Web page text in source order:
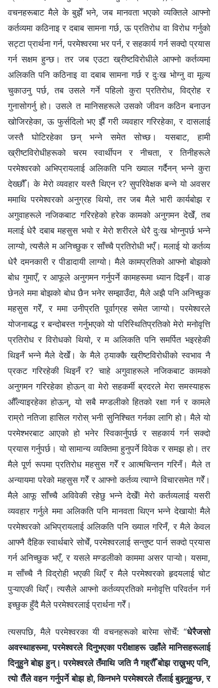
वचनहरूबाट मैले के बुझेँ भने, जब मानवता भएको व्यक्तिले आफ्नो
कर्तव्यमा कठिनाइ र दबाब सामना गर्छ, ऊ प्रतिरोध वा विरोध गर्नुको
सट्टा प्रार्थना गर्न, परमेश्‍वरमा भर पर्न, र सहकार्य गर्न सक्दो प्रयास
गर्न सक्षम हुन्छ। तर जब एउटा ख्रीष्टविरोधीले आफ्नो कर्तव्यमा
अलिकति पनि कठिनाइ वा दबाब सामना गर्छ र दुःख भोग्नु वा मूल्य
चुकाउनु पर्छ, तब उसले गर्ने पहिलो कुरा प्रतिरोध, विद्रोह र
गुनासोगर्नु हो। उसले त मानिसहरूले उसको जीवन कठिन बनाउन
खोजिरहेका, ऊ फुर्सदिलो भए झैँ गरी व्यवहार गरिरहेका, र दासलाई
जस्तै घोटिरहेका छन् भन्ने समेत सोच्छ। यसबाट, हामी
ख्रीष्टविरोधीहरूको चरम स्वार्थीपन र नीचता, र तिनीहरूले
परमेश्‍वरको अभिप्रायलाई अलिकति पनि ख्याल गर्दैनन् भन्ने कुरा
देख्छौँ। के मेरो व्यवहार यस्तै थिएन र? सुपरिवेक्षक बन्ने यो अवसर
ममाथि परमेश्‍वरको अनुग्रह थियो, तर जब मैले भारी कार्यबोझ र
अगुवाहरूले नजिकबाट गरिरहेको हरेक कामको अनुगमन देखेँ, तब
मलाई धेरै दबाब महसुस भयो र मेरो शरीरले धेरै दुःख भोग्नुपर्छ भन्ने
लाग्यो, त्यसैले म अनिच्छुक र साँच्चै प्रतिरोधी भएँ। मलाई यो कर्तव्य
धेरै दमनकारी र पीडादायी लाग्यो। मैले कामप्रतिको आफ्नो बोझको
बोध गुमाएँ, र आफूले अनुगमन गर्नुपर्ने कामहरूमा ध्यान दिइनँ। वाङ
छेनले ममा बोझको बोध छैन भनेर सम्झाउँदा, मैले अझै पनि अनिच्छुक
महसुस गरेँ, र ममा उनीप्रति पूर्वाग्रह समेत जाग्यो। परमेश्‍वरले
योजनाबद्ध र बन्दोबस्त गर्नुभएको यो परिस्थितिप्रतिको मेरो मनोवृत्ति
प्रतिरोध र विरोधको थियो, र म अलिकति पनि समर्पित भइरहेकी
थिइनँ भन्ने मैले देखेँ। के मैले ठ्याक्कै ख्रीष्टविरोधीको स्वभाव नै
प्रकट गरिरहेकी थिइनँ र? चाहे अगुवाहरूले नजिकबाट कामको
अनुगमन गरिरहेका होऊन् वा मेरो सहकर्मी ब्रदरले मेरा समस्याहरू
औँल्याइरहेका होऊन्, यो सबै मण्डलीको हितको रक्षा गर्न र कामले
राम्रो नतिजा हासिल गरोस् भनी सुनिश्चित गर्नका लागि हो। मैले यो
परमेश्‍भरबाट आएको हो भनेर स्विकार्नुपर्छ र सहकार्य गर्न सक्दो
प्रयास गर्नुपर्छ। यो सामान्य व्यक्तिमा हुनुपर्ने विवेक र समझ हो। तर
मैले पूर्ण रूपमा प्रतिरोध महसुस गरेँ र आत्मचिन्तन गरिनँ। मैले त
अन्यायमा परेको महसुस गरेँ र आफ्नो कर्तव्य त्याग्ने विचारसमेत गरेँ।
मैले आफू साँच्चै अविवेकी रहेछु भन्ने देखेँ! मेरो कर्तव्यलाई यसरी
व्यवहार गर्नुले ममा अलिकति पनि मानवता थिएन भन्ने देखायो! मैले
परमेश्‍वरको अभिप्रायलाई अलिकति पनि ख्याल गरिनँ, र मैले केवल
आफ्नै दैहिक स्वार्थबारे सोचेँ, परमेश्‍वरलाई सन्तुष्ट पार्न सक्दो प्रयास
गर्न अनिच्छुक भएँ, र यसले मण्डलीको काममा असर पाऱ्यो। यसमा,
म साँच्चै नै विद्रोही भएकी थिएँ र मैले परमेश्‍वरको हृदयलाई चोट
पुऱ्याएकी थिएँ। त्यसैले आफ्नो कर्तव्यप्रतिको मनोवृत्ति परिवर्तन गर्न
इच्छुक हुँदै मैले परमेश्‍वरलाई प्रार्थना गरेँ।
त्यसपछि, मैले परमेश्‍वरका यी वचनहरूको बारेमा सोचेँ: “धेरैजसो
अवस्थाहरूमा, परमेश्‍वरले दिनुभएका परीक्षाहरू उहाँले मानिसहरूलाई
दिनुहुने बोझ हुन्। परमेश्‍वरले तँमाथि जति नै गह्रौँ बोझ राख्नुभए पनि,
त्यो तैँले वहन गर्नुपर्ने बोझ हो, किनभने परमेश्‍वरले तँलाई बुझ्‍नुहुन्छ, र